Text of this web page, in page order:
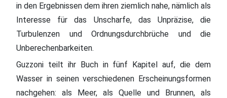
in den Ergebnissen dem ihren ziemlich nahe, nämlich als
Interesse für das Unscharfe, das Unpräzise, die
Turbulenzen und Ordnungsdurchbrüche und die
Unberechenbarkeiten.
Guzzoni teilt ihr Buch in fünf Kapitel auf, die dem
Wasser in seinen verschiedenen Erscheinungsformen
nachgehen: als Meer, als Quelle und Brunnen, als